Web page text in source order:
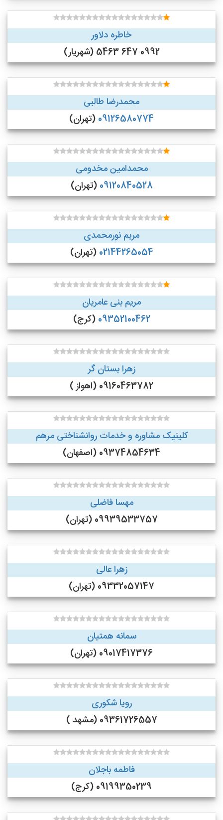
خاطره دلاور
0992 647 5463 (شهریار)
محمدرضا طالبی
09126580774 (تهران)
محمدامین مخدومی
09120840528 (تهران)
مریم نورمحمدی
02144265054 (تهران)
مریم بنی عامریان
09352100462 (کرج)
زهرا بستان گر
09160463782 (اهواز )
کلینیک مشاوره و خدمات روانشناختی مرهم
09374854634 (اصفهان)
مهسا فاضلی
09939533757 (تهران)
زهرا عالی
09332057147 (تهران)
سمانه همتیان
09017417376 (تهران)
رویا شکوری
09361726557 (مشهد )
فاطمه باجلان
09199350239 (کرج)